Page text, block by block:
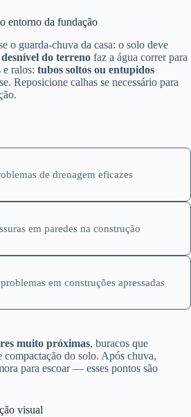
entorno da fundação
o guarda-chuva da casa: o solo deve
desnível do terreno faz a água correr para
e ralos: tubos soltos ou entupidos
Reposicione calhas se necessário para
de drenagem eficazes
em paredes na construção
em construções apressadas
muito próximas, buracos que
compactação do solo. Após chuva,
para escoar — esses pontos são
visual